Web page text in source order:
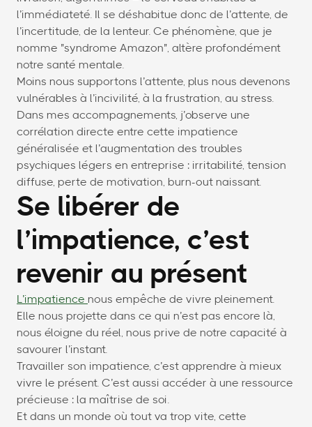
l’immédiateté. Il se déshabitue donc de l’attente, de
l’incertitude, de la lenteur. Ce phénomène, que je
nomme "syndrome Amazon", altère profondément
notre santé mentale.
Moins nous supportons l’attente, plus nous devenons
vulnérables à l’incivilité, à la frustration, au stress.
Dans mes accompagnements, j’observe une
corrélation directe entre cette impatience
généralisée et l’augmentation des troubles
psychiques légers en entreprise : irritabilité, tension
diffuse, perte de motivation, burn-out naissant.
Se libérer de
l’impatience, c’est
revenir au présent
L’impatience nous empêche de vivre pleinement.
Elle nous projette dans ce qui n’est pas encore là,
nous éloigne du réel, nous prive de notre capacité à
savourer l’instant.
Travailler son impatience, c’est apprendre à mieux
vivre le présent. C’est aussi accéder à une ressource
précieuse : la maîtrise de soi.
Et dans un monde où tout va trop vite, cette